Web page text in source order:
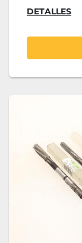
DETALLES